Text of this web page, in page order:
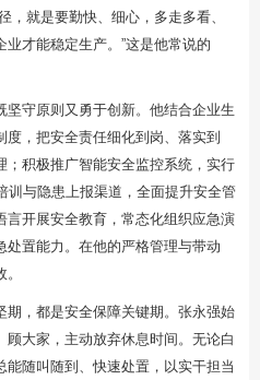
，就是要勤快、细心，多走多看、
才能稳定生产。”这是他常说的
坚守原则又勇于创新。他结合企业生
，把安全责任细化到岗、落实到
；积极推广智能安全监控系统，实行
训与隐患上报渠道，全面提升安全管
言开展安全教育，常态化组织应急演
置能力。在他的严格管理与带动
期，都是安全保障关键期。张永强始
大家，主动放弃休息时间。无论白
随叫随到、快速处置，以实干担当